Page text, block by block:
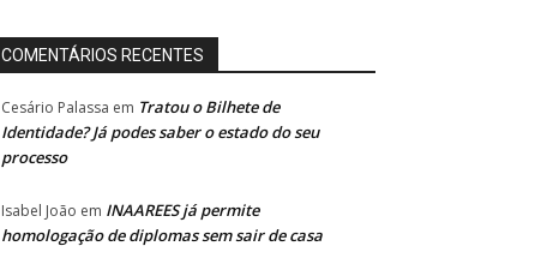
COMENTÁRIOS RECENTES
Cesário Palassa em Tratou o Bilhete de
Identidade? Já podes saber o estado do seu
processo
Isabel João em INAAREES já permite
homologação de diplomas sem sair de casa